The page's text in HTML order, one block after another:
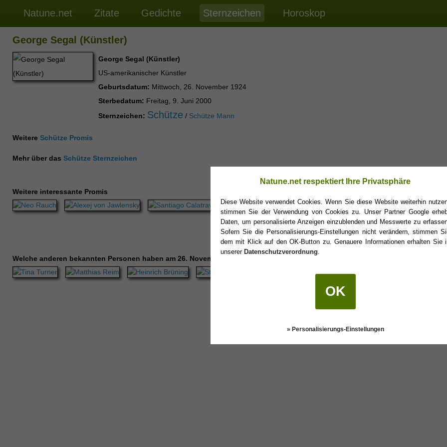
Natune.net Zitate Gedichte Sternzeichen Horoskop
George Segal (Künstler)
George Segal (Künstler)
US-amerikanischer Künstler
Geburtsdatum: Mittwoch, 26. November 1924
Sterbedatum: Freitag, 9. Juni 2000
Sternzeichen: Schütze / Schütze Mann
Weitere Schütze Promis
Mehr über das Schütze Sternzeichen
Weitere interessante Promis
Welche anderen bekannten Personen haben am 26. November Geburtstag?
Natune.net respektiert Ihre Privatsphäre
Diese Website verwendet Cookies. Wenn Sie diese Website weiterhin
stimmen Sie der Verwendung von Cookies zu. Unser Partner Google
Daten, um personalisierte Anzeigen einzublenden und Messwerte zu
Sofern Sie die Personalisierungs-Einstellungen nicht verändern, stimmen
dem mit Klick auf den OK-Button zu. Genauere Informationen erhalten Sie
unserer Datenschutzverordnung.
OK
» Personalisierungs-Einstellungen